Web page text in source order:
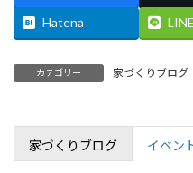
Hatena
LINE
カテゴリー 家づくりブログ
家づくりブログ イベン